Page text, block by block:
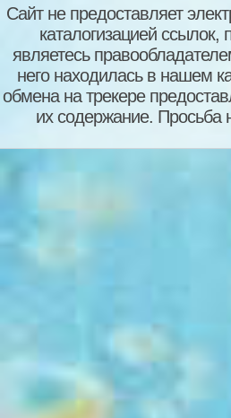
Сайт не предоставляет
каталогизацией
являетесь
него находилась в нашем
обмена на трекере
их содержание.